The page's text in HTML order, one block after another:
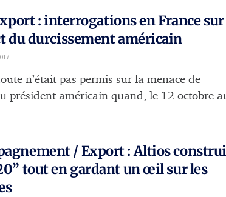
: interrogations en France sur
du durcissement américain
n’était pas permis sur la menace de
président américain quand, le 12 octobre
/ Export : Altios
tout en gardant un œil sur les